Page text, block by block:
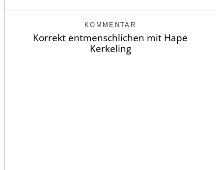
KOMMENTAR
Korrekt entmenschlichen mit Hape
Kerkeling